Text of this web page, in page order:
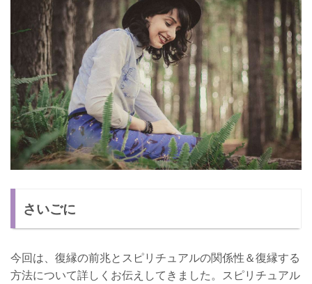
さいごに
今回は、復縁の前兆とスピリチュアルの関係性＆復縁する
方法について詳しくお伝えしてきました。スピリチュアル